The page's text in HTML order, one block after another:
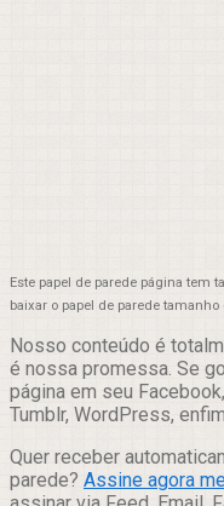
Este papel de parede página tem
baixar o papel de parede
Nosso conteúdo é
é nossa promessa. Se
página em seu
Tumblr, WordPress,
Quer receber
parede? Assine agora